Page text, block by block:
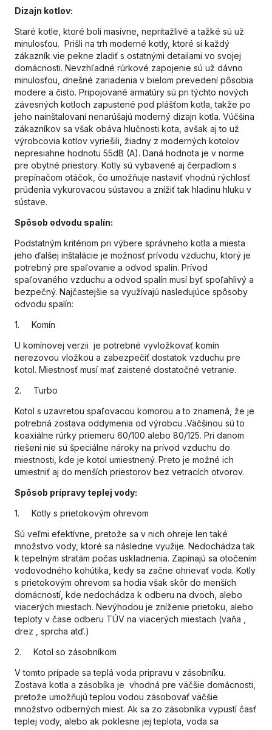
Dizajn kotlov:
Staré kotle, ktoré boli masívne, nepritažlivé a tažké sú už
minulosťou. Prišli na trh moderné kotly, ktoré si každý
zákazník vie pekne zladiť s ostatnými detailami vo svojej
domácnosti. Nevzhľadné rúrkové zapojenie sú už dávno
minulosťou, dnešné zariadenia v bielom prevedení pôsobia
modere a čisto. Pripojované armatúry sú pri týchto nových
závesných kotloch zapustené pod plášťom kotla, takže po
jeho nainštalovaní nenarúšajú moderný dizajn kotla. Vúčšina
zákazníkov sa však obáva hlučnosti kota, avšak aj to už
výrobcovia kotlov vyriešili, žiadny z moderných kotolov
nepresiahne hodnotu 55dB (A). Daná hodnota je v norme
pre obytné priestory. Kotly sú vybavené aj čerpadlom s
prepínačom otáčok, čo umožňuje nastaviť vhodnú rýchlosť
prúdenia vykurovacou sústavou a znížiť tak hladinu hluku v
sústave.
Spôsob odvodu spalín:
Podstatným kritériom pri výbere správneho kotla a miesta
jeho ďalšej inštalácie je možnosť prívodu vzduchu, ktorý je
potrebný pre spaľovanie a odvod spalín. Prívod
spaľovaného vzduchu a odvod spalín musí byť spoľahlivý a
bezpečný. Najčastejšie sa využívajú nasledujúce spôsoby
odvodu spalín:
1. Komín
U komínovej verzii je potrebné vyvložkovať komín
nerezovou vložkou a zabezpečiť dostatok vzduchu pre
kotol. Miestnosť musí mať zaistené dostatočné vetranie.
2. Turbo
Kotol s uzavretou spaľovacou komorou a to znamená, že je
potrebná zostava oddymenia od výrobcu .Väčšinou sú to
koaxiálne rúrky priemeru 60/100 alebo 80/125. Pri danom
riešení nie sú špeciálne nároky na prívod vzduchu do
miestnosti, kde je kotol umiestnený. Preto je možné ich
umiestniť aj do menších priestorov bez vetracích otvorov.
Spôsob prípravy teplej vody:
1. Kotly s prietokovým ohrevom
Sú veľmi efektívne, pretože sa v nich ohreje len také
množstvo vody, ktoré sa následne využije. Nedochádza tak
k tepelným stratám počas uskladnenia. Zapínajú sa otočením
vodovodného kohútika, kedy sa začne ohrievať voda. Kotly
s prietokovým ohrevom sa hodia však skôr do menších
domácností, kde nedochádza k odberu na dvoch, alebo
viacerých miestach. Nevýhodou je zníženie prietoku, alebo
teploty v čase odberu TÚV na viacerých miestach (vaňa ,
drez , sprcha atď.)
2. Kotol so zásobníkom
V tomto prípade sa teplá voda pripravu v zásobníku.
Zostava kotla a zásobíka je vhodná pre väčšie domácnosti,
pretože umožňujú teplou vodou zásobovať väčšie
množstvo odberných miest. Ak sa zo zásobníka vypustí časť
teplej vody, alebo ak poklesne jej teplota, voda sa